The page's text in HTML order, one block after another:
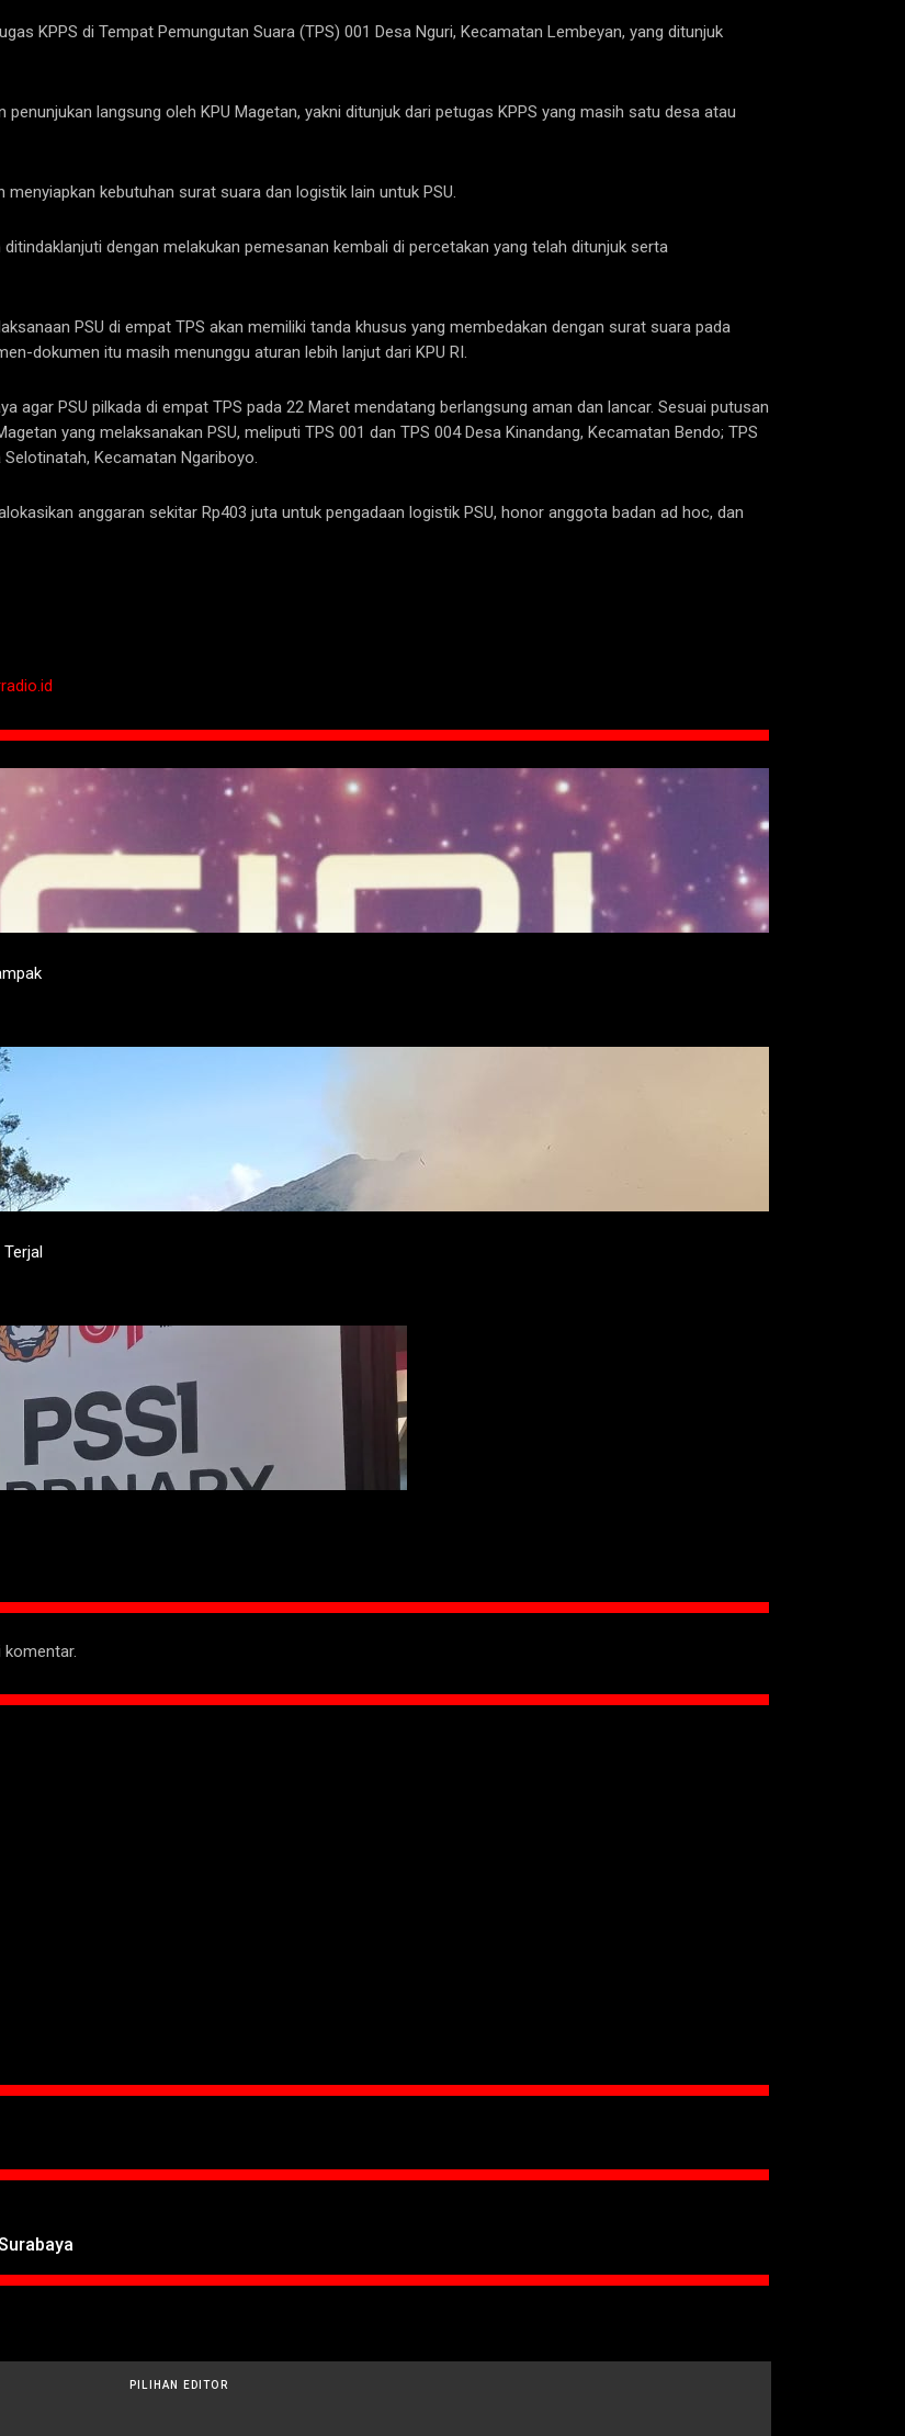
KPPS di Tempat Pemungutan Suara (TPS) 001 Desa Nguri, Kecamatan Lembeyan, yang ditunjuk
langsung oleh KPU Magetan, yakni ditunjuk dari petugas KPPS yang masih satu desa atau
kebutuhan surat suara dan logistik lain untuk PSU.
dengan melakukan pemesanan kembali di percetakan yang telah ditunjuk serta
PSU di empat TPS akan memiliki tanda khusus yang membedakan dengan surat suara pada
dokumen itu masih menunggu aturan lebih lanjut dari KPU RI.
agar PSU pilkada di empat TPS pada 22 Maret mendatang berlangsung aman dan lancar. Sesuai putusan
yang melaksanakan PSU, meliputi TPS 001 dan TPS 004 Desa Kinandang, Kecamatan Bendo; TPS
Kecamatan Ngariboyo.
anggaran sekitar Rp403 juta untuk pengadaan logistik PSU, honor anggota badan ad hoc, dan
PILIHAN EDITOR